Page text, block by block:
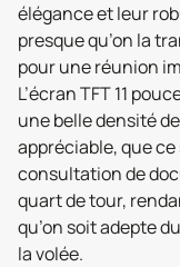
élégance et leur
presque qu’on la
pour une réunion
L’écran TFT 11
une belle densité
appréciable, que
consultation de
quart de tour,
qu’on soit adepte
la volée.